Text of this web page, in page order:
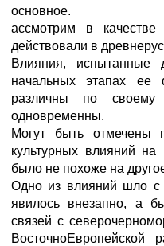
основное.
ассмотрим в
действовали в
Влияния, испытанные
начальных этапах ее
различны по
одновременны.
Могут быть отмечены
культурных влияний
было не похоже на
Одно из влияний шло
явилось внезапно, а
связей с